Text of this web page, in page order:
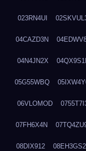
023RN4UI
04CAZD3N
04N4JN2X
05G55WBQ
06VLOMOD
07FH6X4N
08DIX912 08EH3GS2